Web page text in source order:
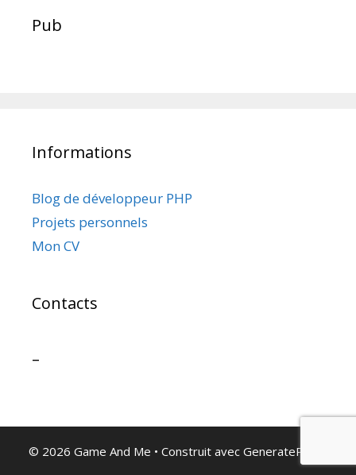
Pub
Informations
Blog de développeur PHP
Projets personnels
Mon CV
Contacts
–
© 2026 Game And Me • Construit avec GeneratePress